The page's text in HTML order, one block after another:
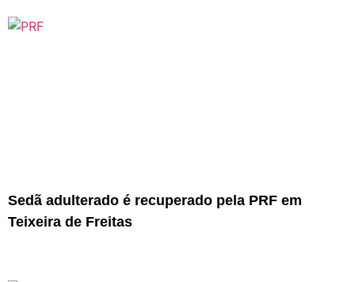
Sedã adulterado é recuperado pela PRF em
Teixeira de Freitas